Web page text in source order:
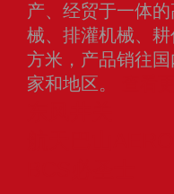
产、经贸于一体
械、排灌机械、
方米，产品销往
家和地区。